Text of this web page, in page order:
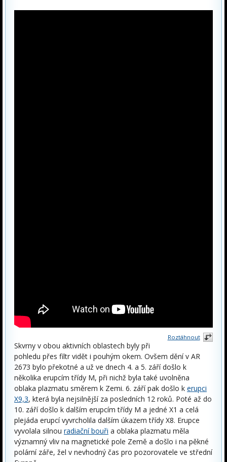
Roztáhnout
Skvrny v obou aktivních oblastech byly při
pohledu přes filtr vidět i pouhým okem. Ovšem dění v AR
2673 bylo překotné a už ve dnech 4. a 5. září došlo k
několika erupcím třídy M, při nichž byla také uvolněna
oblaka plazmatu směrem k Zemi. 6. září pak došlo k erupci
X9,3, která byla nejsilnější za posledních 12 roků. Poté až do
10. září došlo k dalším erupcím třídy M a jedné X1 a celá
plejáda erupcí vyvrcholila dalším úkazem třídy X8. Erupce
vyvolala silnou radiační bouři a oblaka plazmatu měla
významný vliv na magnetické pole Země a došlo i na pěkné
polární záře, žel v nevhodný čas pro pozorovatele ve střední